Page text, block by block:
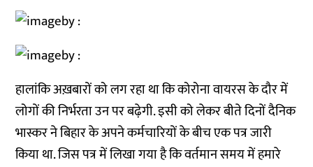
हालांकि अख़बारों को लग रहा था कि कोरोना वायरस के दौर में
लोगों की निर्भरता उन पर बढ़ेगी. इसी को लेकर बीते दिनों दैनिक
भास्कर ने बिहार के अपने कर्मचारियों के बीच एक पत्र जारी
किया था. जिस पत्र में लिखा गया है कि वर्तमान समय में हमारे